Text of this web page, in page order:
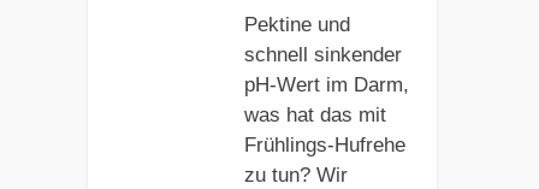
Pektine und
schnell sinkender
pH-Wert im Darm,
was hat das mit
Frühlings-Hufrehe
zu tun? Wir